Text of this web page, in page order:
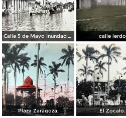
Calle 5 de Mayo Inundacion acaecida en 1929. calle lerdo
Plaza Zaragoza. El Zocalo.